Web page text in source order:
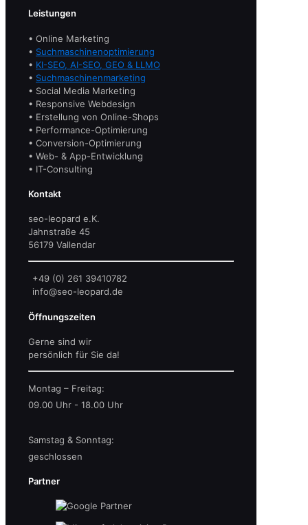
Leistungen
• Online Marketing
• Suchmaschinenoptimierung
• KI-SEO, AI-SEO, GEO & LLMO
• Suchmaschinenmarketing
• Social Media Marketing
• Responsive Webdesign
• Erstellung von Online-Shops
• Performance-Optimierung
• Conversion-Optimierung
• Web- & App-Entwicklung
• IT-Consulting
Kontakt
seo-leopard e.K.
Jahnstraße 45
56179 Vallendar
+49 (0) 261 39410782
info@seo-leopard.de
Öffnungszeiten
Gerne sind wir
persönlich für Sie da!
Montag – Freitag:
09.00 Uhr - 18.00 Uhr
Samstag & Sonntag:
geschlossen
Partner